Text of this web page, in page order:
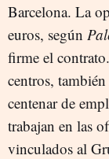
Barcelona. La
euros, según
firme el
centros,
centenar de
trabajan en las
vinculados al